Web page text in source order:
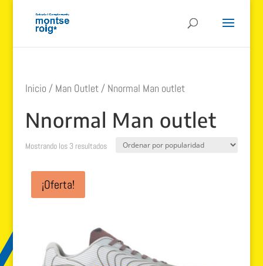
Inicio / Man Outlet/ Nnormal Man outlet
Nnormal Man outlet
Mostrando los 3 resultadosOrdenado
¡Oferta!